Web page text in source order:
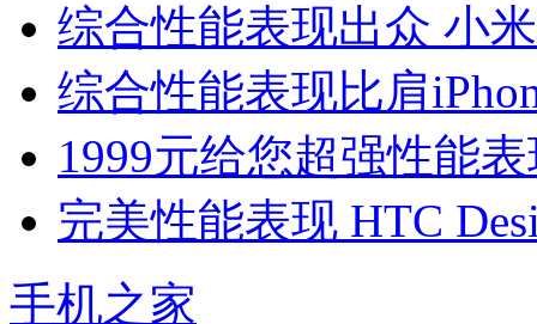
综合性能表现出众 小
综合性能表现比肩
1999元给您超强性能
完美性能表现 HTC
手机之家